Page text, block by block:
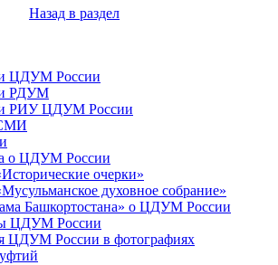
Назад в раздел
ЦДУМ России
РДУМ
РИУ ЦДУМ России
о ЦДУМ России
очерки»
духовное собрание»
Башкортостана» о ЦДУМ России
ЦДУМ России
ЦДУМ России в фотографиях